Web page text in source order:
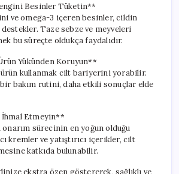
Besinler Tüketin**
ve omega-3 içeren besinler, cildin
Taze sebze ve meyveleri
bu süreçte oldukça faydalıdır.
Yükünden Koruyun**
ürün kullanmak cilt bariyerini yorabilir.
bakım rutini, daha etkili sonuçlar elde
İhmal Etmeyin**
sürecinin en yoğun olduğu
kremler ve yatıştırıcı içerikler, cilt
katkıda bulunabilir.
ekstra özen göstererek, sağlıklı ve